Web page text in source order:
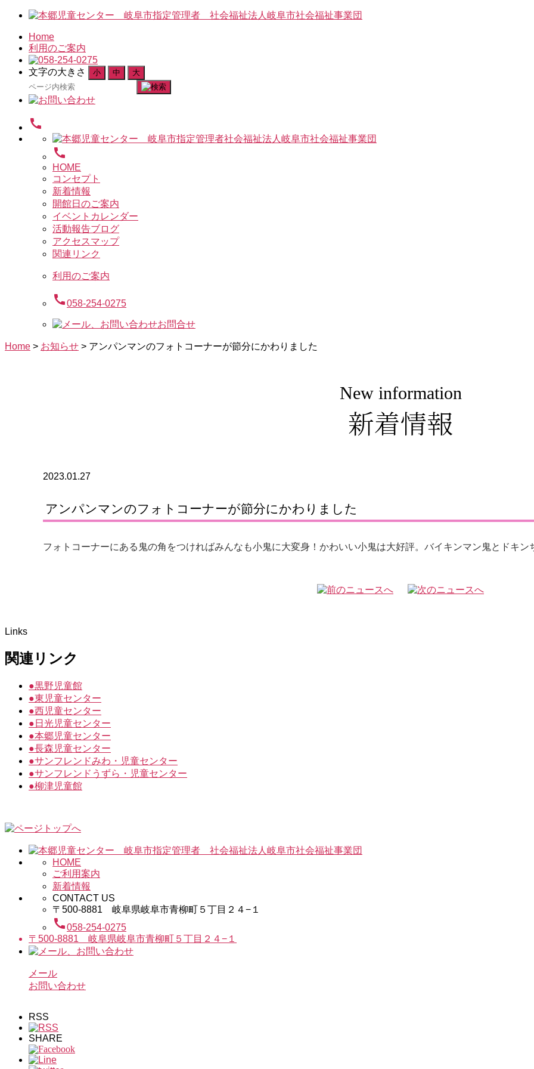
Home
利用のご案内
文字の大きさ 小 中 大
検
索
象:
call
call
HOME
コンセプト
新着情報
開館日のご案内
イベントカレンダー
活動報告ブログ
アクセスマップ
関連リンク
利用のご案内
call058-254-0275
お問合せ
Home > お知らせ > アンパンマンのフォトコーナーが節分にかわりました
New information
新着情報
2023.01.27
アンパンマンのフォトコーナーが節分にかわりました
フォトコーナーにある鬼の角をつければみんなも小鬼に大変身！かわいい小鬼は大好評。バイキンマ
Links
関連リンク
●黒野児童館
●東児童センター
●西児童センター
● 日光児童センター
●本郷児童センター
●長森児童センター
●サンフレンドみわ・児童センター
●サンフレンドうずら・児童センター
●柳津児童館
HOME
ご利用案内
新着情報
CONTACT US
〒500-8881 岐阜県岐阜市青柳町５丁目２４−１
call058-254-0275
〒500-8881 岐阜県岐阜市青柳町５丁目２４−１
メール
お問い合わせ
RSS
SHARE